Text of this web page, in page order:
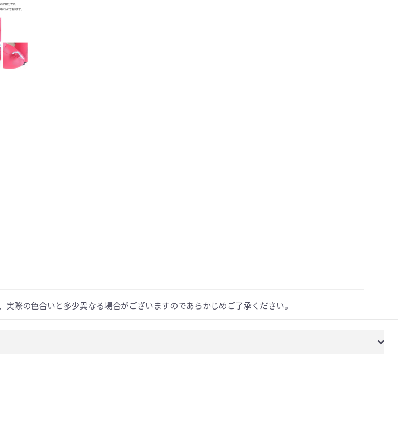
際の色合いと多少異なる場合がございますのであらかじめご了承ください。